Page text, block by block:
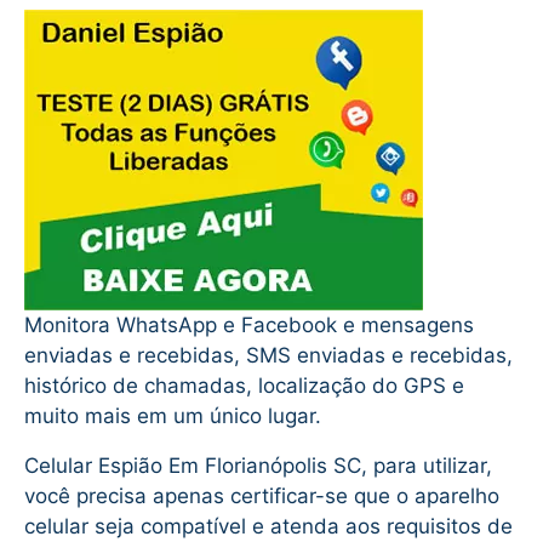
Monitora WhatsApp e Facebook e mensagens
enviadas e recebidas, SMS enviadas e recebidas,
histórico de chamadas, localização do GPS e
muito mais em um único lugar.
Celular Espião Em Florianópolis SC, para utilizar,
você precisa apenas certificar-se que o aparelho
celular seja compatível e atenda aos requisitos de